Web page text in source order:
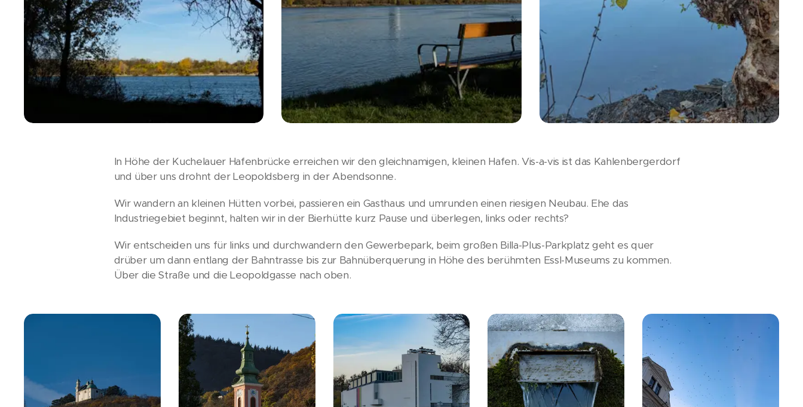
In Höhe der Kuchelauer Hafenbrücke erreichen wir den gleichnamigen, kleinen Hafen. Vis-a-vis ist das Kahlenbergerdorf
und über uns drohnt der Leopoldsberg in der Abendsonne.
Wir wandern an kleinen Hütten vorbei, passieren ein Gasthaus und umrunden einen riesigen Neubau. Ehe das
Industriegebiet beginnt, halten wir in der Bierhütte kurz Pause und überlegen, links oder rechts?
Wir entscheiden uns für links und durchwandern den Gewerbepark, beim großen Billa-Plus-Parkplatz geht es quer
drüber um dann entlang der Bahntrasse bis zur Bahnüberquerung in Höhe des berühmten Essl-Museums zu kommen.
Über die Straße und die Leopoldgasse nach oben.